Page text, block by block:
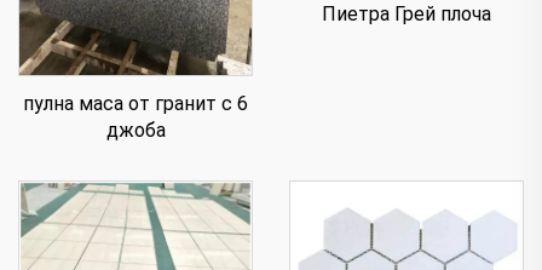
пулна маса от гранит с 6
джоба
Пиетра Грей плоча